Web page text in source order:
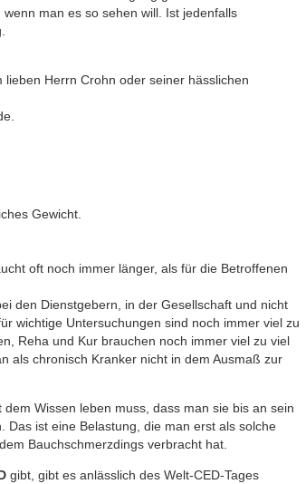
man es so sehen will. Ist jedenfalls
lieben Herrn Crohn oder seiner hässlichen
Gewicht.
oft noch immer länger, als für die Betroffenen
den Dienstgebern, in der Gesellschaft und nicht
wichtige Untersuchungen sind noch immer viel zu
Reha und Kur brauchen noch immer viel zu viel
als chronisch Kranker nicht in dem Ausmaß zur
dem Wissen leben muss, dass man sie bis an sein
ist eine Belastung, die man erst als solche
Bauchschmerzdings verbracht hat.
gibt, gibt es anlässlich des Welt-CED-Tages